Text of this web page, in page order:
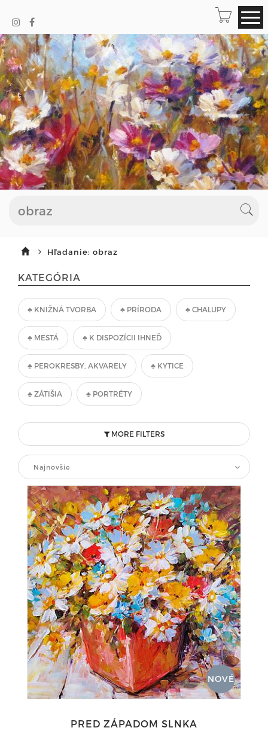
Hľadanie: obraz
KATEGÓRIA
♣ KNIŽNÁ TVORBA ♣ PRÍRODA ♣ CHALUPY
♣ MESTÁ ♣ K DISPOZÍCII IHNEĎ
♣ PEROKRESBY, AKVARELY ♣ KYTICE
♣ ZÁTIŠIA ♣ PORTRÉTY
MORE FILTERS
Najnovšie
NOVÉ
PRED ZÁPADOM SLNKA